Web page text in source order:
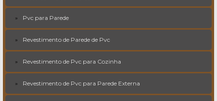
Pvc para Parede
Revestimento de Parede de Pvc
Revestimento de Pvc para Cozinha
Revestimento de Pvc para Parede Externa